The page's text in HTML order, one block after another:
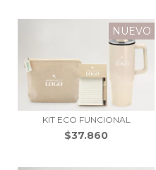
NUEVO
KIT ECO FUNCIONAL
$37.860